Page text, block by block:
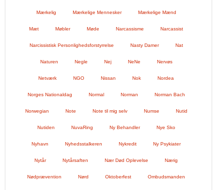
Mærkelig Mærkelige Mennesker Mærkelige Mænd
Mæt Møbler Møde Narcassisme Narcassist
Narcissistisk Personlighedsforstyrrelse Nasty Damer Nat
Naturen Negle Nej NeNe Nervøs
Netværk NGO Nissan Nok Nordea
Norges Nationaldag Normal Norman Norman Bach
Norwegian Note Note til mig selv Numse Nutid
Nutiden NuvaRing Ny Behandler Nye Sko
Nyhavn Nyhedsstalkeren Nykredit Ny Psykiater
Nytår Nytårsaften Nær Død Oplevelse Nærig
Nødprævention Nørd Oktoberfest Ombudsmanden